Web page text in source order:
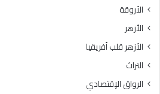
الأروقة
الأزهر
الأزهر قلب أفريقيا
التراث
الرواق الإقتصادي